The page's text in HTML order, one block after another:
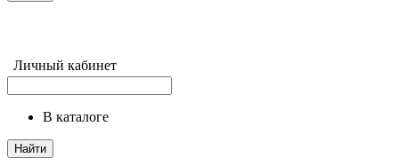
Личный кабинет
в каталоге
Найти